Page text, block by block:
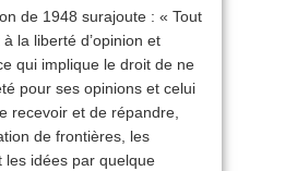
de 1948 surajoute : « Tout
la liberté d’opinion et
qui implique le droit de ne
pour ses opinions et celui
recevoir et de répandre,
de frontières, les
les idées par quelque